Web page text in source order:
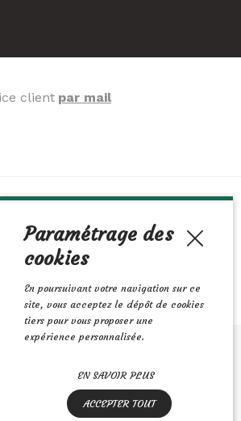
client par mail
jardineries vous proposent leur nouveau
2.0. Vous y retrouverez tout ce dont
nos trois univers il y a tout pour vous
Jardin, animalerie et maison.
Générales de Vente
personnelles
Paramétrage des
cookies
En poursuivant votre navigation sur ce
site, vous acceptez le dépôt de cookies
tiers pour vous proposer une
expérience personnalisée.
EN SAVOIR PLUS
ACCEPTER TOUT